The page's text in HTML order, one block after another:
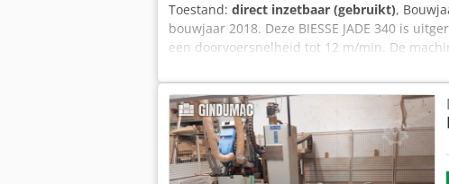
Toestand: direct inzetbaar (gebruikt),
bouwjaar 2018. Deze BIESSE JADE 340 is
een doorvoersnelheid tot 12 m/min. De
kantdiktes van 0,4 tot 8 mm. Als u op zoek
de BIESSE JADE 340 die wij te koop
(10/2018, volgens het typeplaatje) • CE
parameters: plaatdikte 10–60 mm •
parameters: randdikte 0,4–8 mm •
2 • Meegeleverde apparatuur / eenheden:
lijmunit + eindafsnij- (afwerkings)unit •